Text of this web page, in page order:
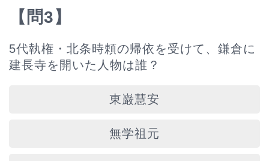
【問3】
5代執権・北条時頼の帰依を受けて、鎌倉に
建長寺を開いた人物は誰？
東巌慧安
無学祖元